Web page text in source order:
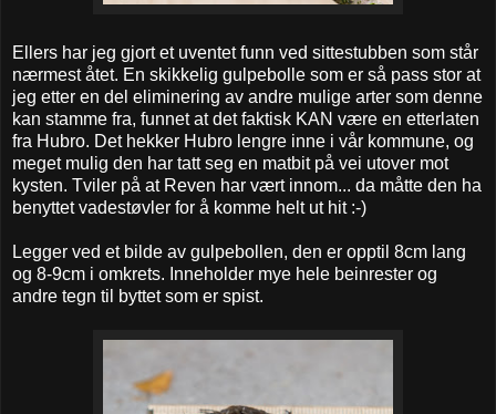
Ellers har jeg gjort et uventet funn ved sittestubben som står
nærmest åtet. En skikkelig gulpebolle som er så pass stor at
jeg etter en del eliminering av andre mulige arter som denne
kan stamme fra, funnet at det faktisk KAN være en etterlaten
fra Hubro. Det hekker Hubro lengre inne i vår kommune, og
meget mulig den har tatt seg en matbit på vei utover mot
kysten. Tviler på at Reven har vært innom... da måtte den ha
benyttet vadestøvler for å komme helt ut hit :-)
Legger ved et bilde av gulpebollen, den er opptil 8cm lang
og 8-9cm i omkrets. Inneholder mye hele beinrester og
andre tegn til byttet som er spist.